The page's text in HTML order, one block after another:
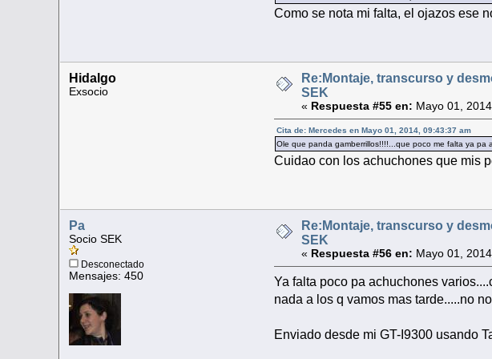
Como se nota mi falta, el ojazos ese
Hidalgo
Exsocio
Re:Montaje, transcurso y
SEK
« Respuesta #55 en: Mayo 01,
Cita de: Mercedes en Mayo 01, 2014, 09:43:37 am
Ole que panda gamberrillos!!!!...que poco me falta ya
Cuidao con los achuchones que mis
Pa
Socio SEK
Desconectado
Mensajes: 450
Re:Montaje, transcurso y
SEK
« Respuesta #56 en: Mayo 01,
Ya falta poco pa achuchones
nada a los q vamos mas tarde.....no
Enviado desde mi GT-I9300 usando